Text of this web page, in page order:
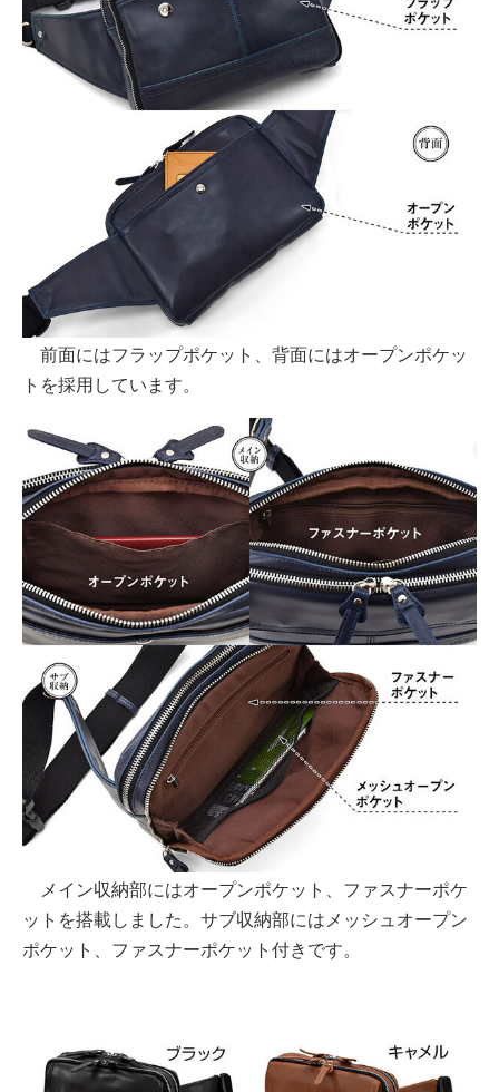
前面にはフラップポケット、背面にはオープンポケッ
トを採用しています。
メイン収納部にはオープンポケット、ファスナーポケ
ットを搭載しました。サブ収納部にはメッシュオープン
ポケット、ファスナーポケット付きです。